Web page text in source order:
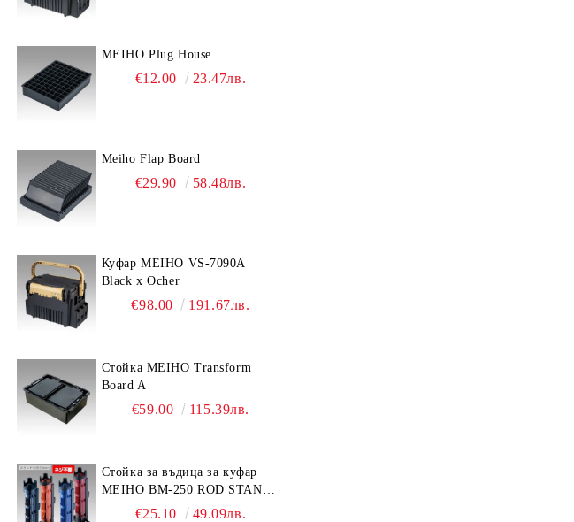
MEIHO Plug House
€12.00 23.47лв.
Meiho Flap Board
€29.90 58.48лв.
Куфар MEIHO VS-7090A
Black x Ocher
€98.00 191.67лв.
Стойка MEIHO Transform
Board A
€59.00 115.39лв.
Стойка за въдица за куфар
MEIHO BM-250 ROD STAND
-Light Blue/Black color
€25.10 49.09лв.